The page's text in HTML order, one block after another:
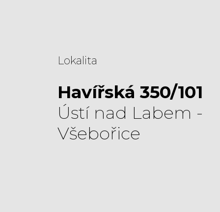
Lokalita
Havířská 350/101
Ústí nad Labem -
Všebořice